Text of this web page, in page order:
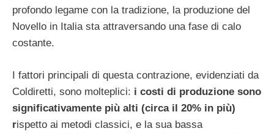
profondo legame con la tradizione, la produzione del
Novello in Italia sta attraversando una fase di calo
costante.
I fattori principali di questa contrazione, evidenziati da
Coldiretti, sono molteplici: i costi di produzione sono
significativamente più alti (circa il 20% in più)
rispetto ai metodi classici, e la sua bassa